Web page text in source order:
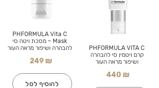
PHFORMULA Vita C
Mask – מסכת ויטה סי
להבהרה ושיפור מראה העור
249 ₪
להוסיף לסל
PHFORMULA VITA C
קרם ויטמין סי להבהרה
ושיפור מראה העור
440 ₪